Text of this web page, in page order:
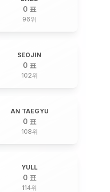
0 표
96위
SEOJIN
0 표
102위
AN TAEGYU
0 표
108위
YULL
0 표
114위